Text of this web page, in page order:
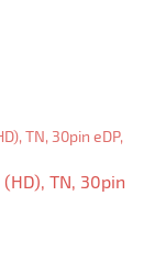
(HD), TN, 30pin